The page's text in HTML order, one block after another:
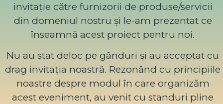
invitație către furnizorii de produse/servicii
din domeniul nostru și le-am prezentat ce
înseamnă acest proiect pentru noi.
Nu au stat deloc pe gânduri și au acceptat cu
drag invitația noastră. Rezonând cu principiile
noastre despre modul în care organizăm
acest eveniment, au venit cu standuri pline